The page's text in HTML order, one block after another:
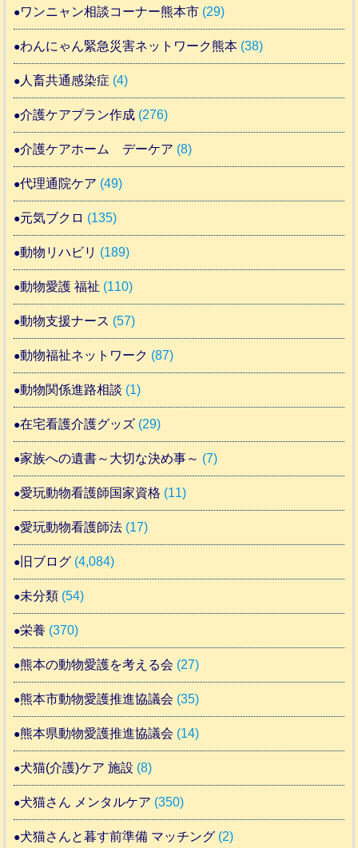
ワンニャン相談コーナー熊本市 (29)
わんにゃん緊急災害ネットワーク熊本 (38)
人畜共通感染症 (4)
介護ケアプラン作成 (276)
介護ケアホーム デーケア (8)
代理通院ケア (49)
元気ブクロ (135)
動物リハビリ (189)
動物愛護 福祉 (110)
動物支援ナース (57)
動物福祉ネットワーク (87)
動物関係進路相談 (1)
在宅看護介護グッズ (29)
家族への遺書～大切な決め事～ (7)
愛玩動物看護師国家資格 (11)
愛玩動物看護師法 (17)
旧ブログ (4,084)
未分類 (54)
栄養 (370)
熊本の動物愛護を考える会 (27)
熊本市動物愛護推進協議会 (35)
熊本県動物愛護推進協議会 (14)
犬猫(介護)ケア 施設 (8)
犬猫さん メンタルケア (350)
犬猫さんと暮す前準備 マッチング (2)